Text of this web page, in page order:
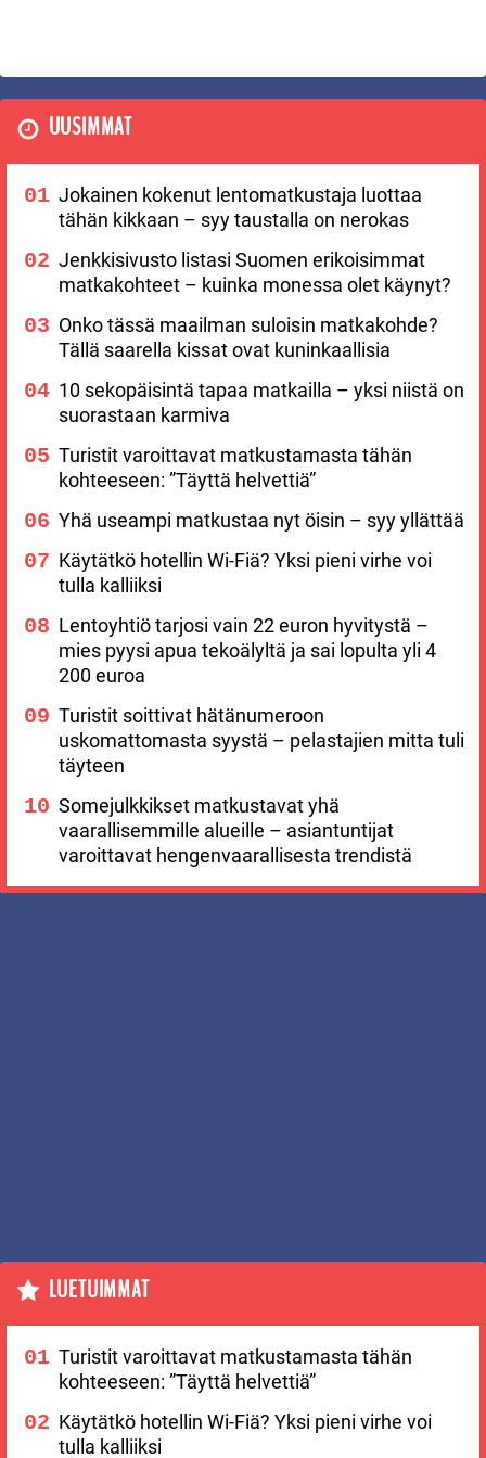
UUSIMMAT
Jokainen kokenut lentomatkustaja luottaa
tähän kikkaan – syy taustalla on nerokas
Jenkkisivusto listasi Suomen erikoisimmat
matkakohteet – kuinka monessa olet käynyt?
Onko tässä maailman suloisin matkakohde?
Tällä saarella kissat ovat kuninkaallisia
10 sekopäisintä tapaa matkailla – yksi niistä on
suorastaan karmiva
Turistit varoittavat matkustamasta tähän
kohteeseen: ”Täyttä helvettiä”
Yhä useampi matkustaa nyt öisin – syy yllättää
Käytätkö hotellin Wi-Fiä? Yksi pieni virhe voi
tulla kalliiksi
Lentoyhtiö tarjosi vain 22 euron hyvitystä –
mies pyysi apua tekoälyltä ja sai lopulta yli 4
200 euroa
Turistit soittivat hätänumeroon
uskomattomasta syystä – pelastajien mitta tuli
täyteen
Somejulkkikset matkustavat yhä
vaarallisemmille alueille – asiantuntijat
varoittavat hengenvaarallisesta trendistä
LUETUIMMAT
Turistit varoittavat matkustamasta tähän
kohteeseen: ”Täyttä helvettiä”
Käytätkö hotellin Wi-Fiä? Yksi pieni virhe voi
tulla kalliiksi